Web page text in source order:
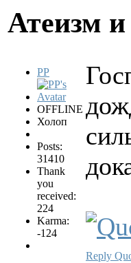
Атеизм
PP
OFFLINE
Холоп
Posts:
31410
Thank
you
received:
224
Karma:
-124
Reply